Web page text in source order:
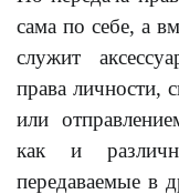
сама по себе, а
служит
права личности,
или
как и
передаваемые в